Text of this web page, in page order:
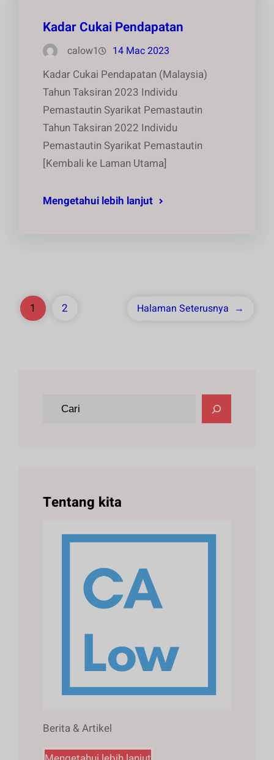
Kadar Cukai Pendapatan
calow1 14 Mac 2023
Kadar Cukai Pendapatan (Malaysia)
Tahun Taksiran 2023 Individu
Pemastautin Syarikat Pemastautin
Tahun Taksiran 2022 Individu
Pemastautin Syarikat Pemastautin
[Kembali ke Laman Utama]
Mengetahui lebih lanjut
1 2 Halaman Seterusnya →
Tentang kita
Berita & Artikel